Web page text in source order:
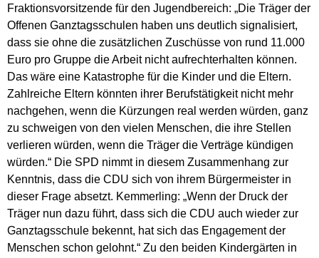
Fraktionsvorsitzende für den Jugendbereich: „Die Träger der
Offenen Ganztagsschulen haben uns deutlich signalisiert,
dass sie ohne die zusätzlichen Zuschüsse von rund 11.000
Euro pro Gruppe die Arbeit nicht aufrechterhalten können.
Das wäre eine Katastrophe für die Kinder und die Eltern.
Zahlreiche Eltern könnten ihrer Berufstätigkeit nicht mehr
nachgehen, wenn die Kürzungen real werden würden, ganz
zu schweigen von den vielen Menschen, die ihre Stellen
verlieren würden, wenn die Träger die Verträge kündigen
würden.“ Die SPD nimmt in diesem Zusammenhang zur
Kenntnis, dass die CDU sich von ihrem Bürgermeister in
dieser Frage absetzt. Kemmerling: „Wenn der Druck der
Träger nun dazu führt, dass sich die CDU auch wieder zur
Ganztagsschule bekennt, hat sich das Engagement der
Menschen schon gelohnt.“ Zu den beiden Kindergärten in